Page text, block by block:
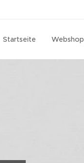
Startseite Webshop